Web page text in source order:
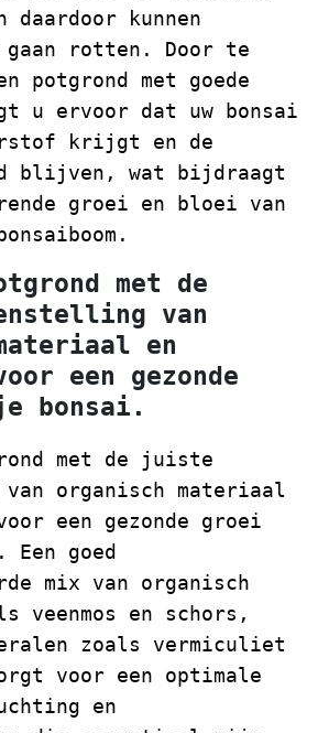
kunnen
rotten. Door te
potgrond met goede
u ervoor dat uw bonsai
krijgt en de
blijven, wat bijdraagt
groei en bloei van
met de
van
en
een gezonde
bonsai.
met de juiste
organisch materiaal
een gezonde groei
goed
mix van organisch
veenmos en schors,
zoals vermiculiet
voor een optimale
en